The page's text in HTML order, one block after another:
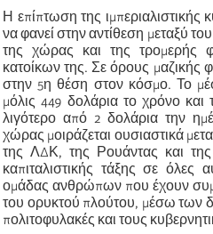
Η επίπτωση της ιμπεριαλιστικής
να φανεί στην αντίθεση μεταξύ
της χώρας και της τρομερής
κατοίκων της. Σε όρους μαζικής
στην 5η θέση στον κόσμο. Το
μόλις 449 δολάρια το χρόνο
λιγότερο από 2 δολάρια την
χώρας μοιράζεται ουσιαστικά
της ΛΔΚ, της Ρουάντας και
καπιταλιστικής τάξης σε όλες
ομάδας ανθρώπων που έχουν
του ορυκτού πλούτου, μέσω των
πολιτοφυλακές και τους